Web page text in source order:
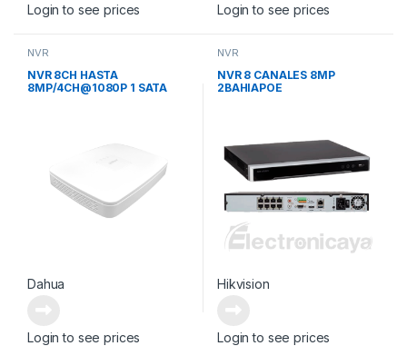
Login to see prices Login to see prices
NVR
NVR 8CH HASTA
8MP/4CH@1080P 1 SATA
Dahua
Login to see prices
NVR
NVR 8 CANALES 8MP
2BAHIAPOE
Hikvision
Login to see prices